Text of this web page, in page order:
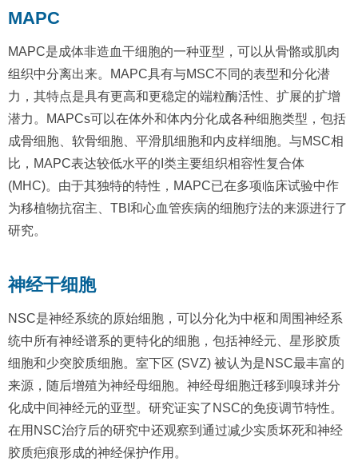
MAPC
MAPC是成体非造血干细胞的一种亚型，可以从骨骼或肌肉
组织中分离出来。MAPC具有与MSC不同的表型和分化潜
力，其特点是具有更高和更稳定的端粒酶活性、扩展的扩增
潜力。MAPCs可以在体外和体内分化成各种细胞类型，包括
成骨细胞、软骨细胞、平滑肌细胞和内皮样细胞。与MSC相
比，MAPC表达较低水平的I类主要组织相容性复合体
(MHC)。由于其独特的特性，MAPC已在多项临床试验中作
为移植物抗宿主、TBI和心血管疾病的细胞疗法的来源进行了
研究。
神经干细胞
NSC是神经系统的原始细胞，可以分化为中枢和周围神经系
统中所有神经谱系的更特化的细胞，包括神经元、星形胶质
细胞和少突胶质细胞。室下区 (SVZ) 被认为是NSC最丰富的
来源，随后增殖为神经母细胞。神经母细胞迁移到嗅球并分
化成中间神经元的亚型。研究证实了NSC的免疫调节特性。
在用NSC治疗后的研究中还观察到通过减少实质坏死和神经
胶质疤痕形成的神经保护作用。